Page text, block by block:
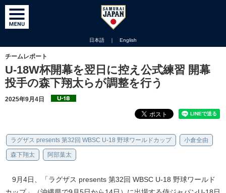
日本語 ｜ English
チームレポート
U-18W杯開幕を翌日に控え公式練習 開幕
投手の森下翔太らが調整を行う
2025年9月4日
ラグザス presents 第32回 WBSC U-18 野球ワールドカップ 小倉全由
森下翔太 阿部葉太
9月4日、「ラグザス presents 第32回 WBSC U-18 野球ワールド